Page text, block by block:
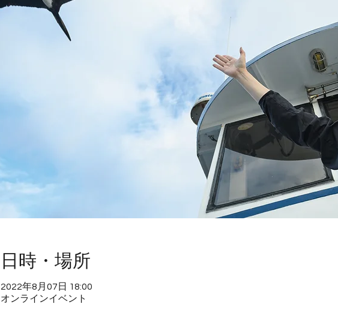
日時・場所
2022年8月07日 18:00
オンラインイベント